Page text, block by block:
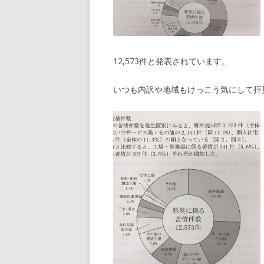
12,573件と発表されています。
いつも内訳や地域もけっこう気にして拝